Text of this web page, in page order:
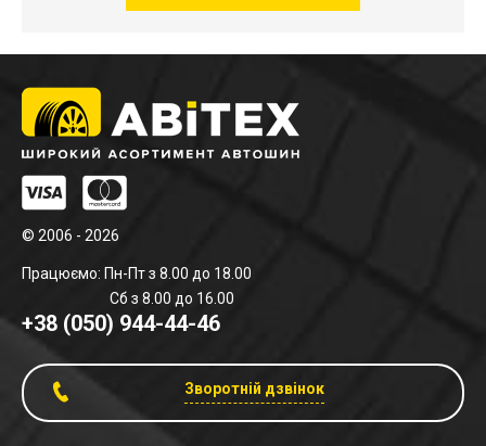
© 2006 - 2026
Працюємо: Пн-Пт з 8.00 до 18.00
Сб з 8.00 до 16.00
+38 (050) 944-44-46
Зворотній дзвінок